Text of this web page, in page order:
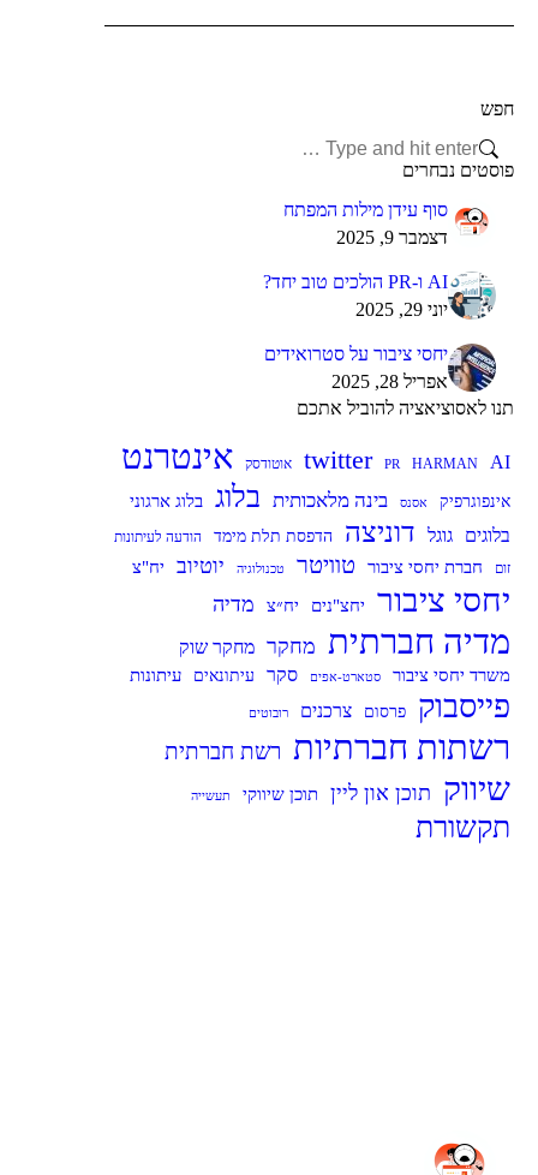
חפש
Search:
פוסטים נבחרים
סוף עידן מילות המפתח
דצמבר 9, 2025
AI ו-PR הולכים טוב יחד?
יוני 29, 2025
יחסי ציבור על סטרואידים
אפריל 28, 2025
תנו לאסוציאציה להוביל אתכם
AI
HARMAN
PR
twitter אוטודסק אינטרנט
אינפוגרפיק אסנס בינה מלאכותית בלוג בלוג ארגוני
בלוגים
גוגל דוניצה הדפסת תלת מימד
הודעה לעיתונות
זום
חברת יחסי ציבור טוויטר טכנולוגיה יוטיוב יח"צ
יחסי ציבור יחצ"נים יח״צ מדיה
מדיה חברתית מחקר מחקר שוק
משרד יחסי ציבור סטארט-אפים סקר עיתונאים עיתונות
פייסבוק פרסום צרכנים רובוטים
רשתות חברתיות רשת חברתית
שיווק תוכן און ליין תוכן שיווקי תעשייה
תקשורת